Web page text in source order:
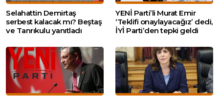
Selahattin Demirtaş
serbest kalacak mı? Beştaş
ve Tanrıkulu yanıtladı
YENİ Parti’li Murat Emir
‘Teklifi onaylayacağız’ dedi,
İYİ Parti’den tepki geldi